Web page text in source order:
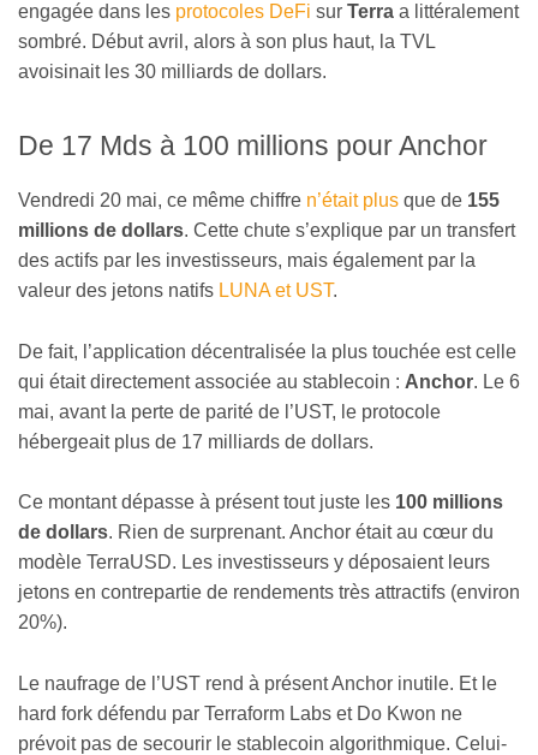
engagée dans les protocoles DeFi sur Terra a littéralement
sombré. Début avril, alors à son plus haut, la TVL
avoisinait les 30 milliards de dollars.
De 17 Mds à 100 millions pour Anchor
Vendredi 20 mai, ce même chiffre n’était plus que de 155
millions de dollars. Cette chute s’explique par un transfert
des actifs par les investisseurs, mais également par la
valeur des jetons natifs LUNA et UST.
De fait, l’application décentralisée la plus touchée est celle
qui était directement associée au stablecoin : Anchor. Le 6
mai, avant la perte de parité de l’UST, le protocole
hébergeait plus de 17 milliards de dollars.
Ce montant dépasse à présent tout juste les 100 millions
de dollars. Rien de surprenant. Anchor était au cœur du
modèle TerraUSD. Les investisseurs y déposaient leurs
jetons en contrepartie de rendements très attractifs (environ
20%).
Le naufrage de l’UST rend à présent Anchor inutile. Et le
hard fork défendu par Terraform Labs et Do Kwon ne
prévoit pas de secourir le stablecoin algorithmique. Celui-